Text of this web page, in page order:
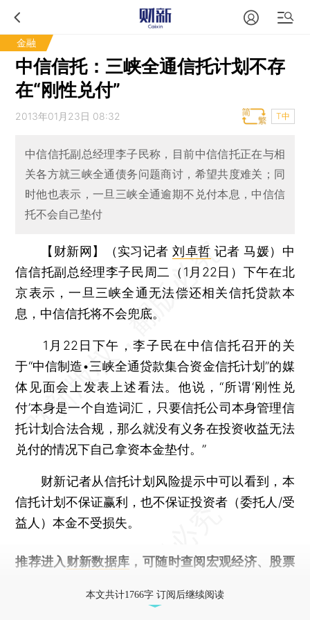
金融
中信信托：三峡全通信托计划不存
在“刚性兑付”
2013年01月23日 08:32 T中
中信信托副总经理李子民称，目前中信信托正在与相
关各方就三峡全通债务问题商讨，希望共度难关；同
时他也表示，一旦三峡全通逾期不兑付本息，中信信
托不会自己垫付
【财新网】（实习记者刘卓哲 记者 马媛） 中
信信托副总经理李子民周二（1月22日）下午在北
京表示，一旦三峡全通无法偿还相关信托贷款本
息，中信信托将不会兜底。
1月22日下午，李子民在中信信托召开的关
于“中信制造•三峡全通贷款集合资金信托计划”的媒
体见面会上发表上述看法。他说，“所谓‘刚性兑
付’本身是一个自造词汇，只要信托公司本身管理信
托计划合法合规，那么就没有义务在投资收益无法
兑付的情况下自己拿资本金垫付。”
财新记者从信托计划风险提示中可以看到，本
信托计划不保证赢利，也不保证投资者（委托人/受
益人）本金不受损失。
推荐进入 财新数据库 ，可随时查阅宏观经济、股票
本文共计1766字 订阅后继续阅读